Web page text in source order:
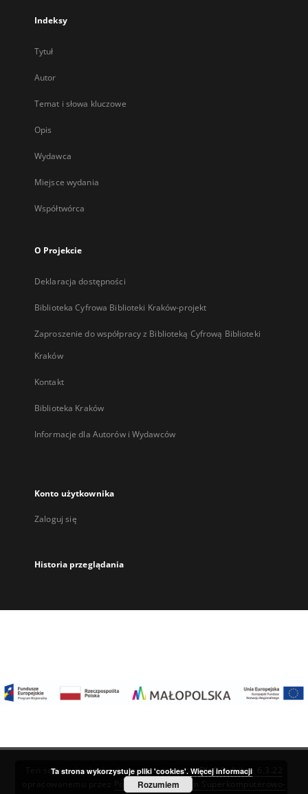
Indeksy
Tytuł
Autor
Temat i słowa kluczowe
Opis
Wydawca
Miejsce wydania
Współtwórca
O Projekcie
Deklaracja dostępności
Biblioteka Cyfrowa Biblioteki Kraków-projekt
Zaproszenie do współpracy z Biblioteką Cyfrową Biblioteki
Kraków
Kontakt
Biblioteka Kraków
Informacje dla Autorów i Wydawców
Konto użytkownika
Zaloguj się
Historia przeglądania
Ten serwis działa dzięki oprogramowaniuDInGO dLibra 6.3.22
Poznańskie Centrum Superkomputerowo-
Ta strona wykorzystuje pliki 'cookies'. Więcej informacji
Rozumiem